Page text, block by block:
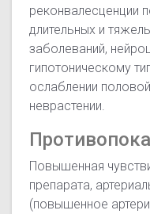
реконвалесценции
длительных и
заболеваний,
гипотоническому
ослаблении
неврастении.
Повышенная
препарата,
(повышенное